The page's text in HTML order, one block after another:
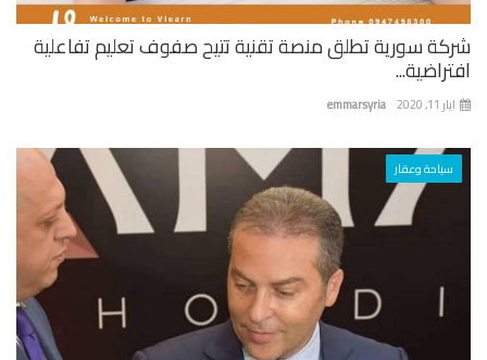
سورية تطلق منصة تقنية تتيح صفوف تعليم تفاعلية
emmarsyria
سياحة وعقار